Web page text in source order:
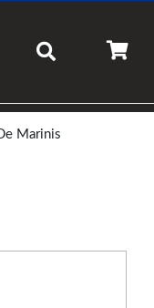
De Marinis